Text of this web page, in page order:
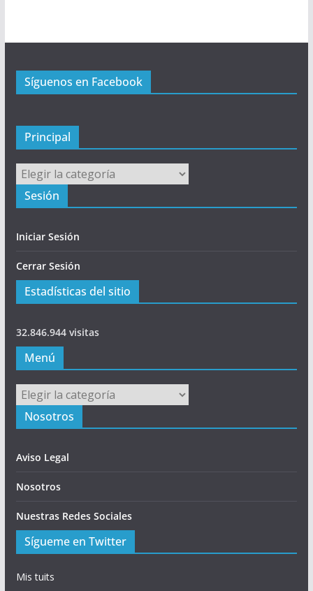
Síguenos en Facebook
Principal
Principal
Sesión
Iniciar Sesión
Cerrar Sesión
Estadísticas del sitio
32.846.944 visitas
Menú
Menú
Nosotros
Aviso Legal
Nosotros
Nuestras Redes Sociales
Sígueme en Twitter
Mis tuits